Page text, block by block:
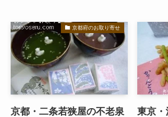
京都府のお取り寄せ
京都・二条若狭屋の不老泉
東京・